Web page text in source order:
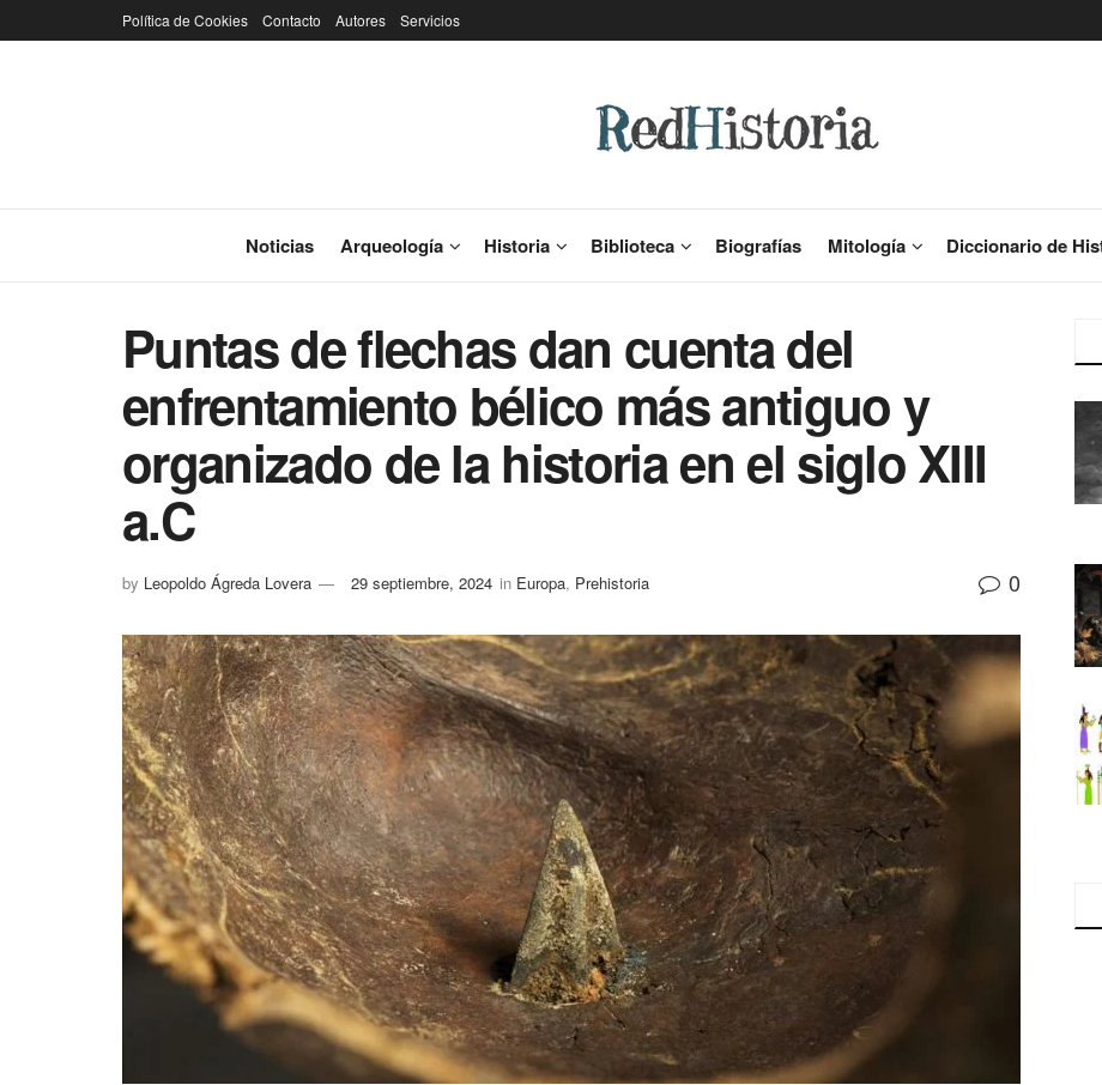
Política de Cookies Contacto Autores Servicios
Noticias Arqueología Historia Biblioteca Biografías Mitología Diccionario de
Puntas de flechas dan cuenta del
enfrentamiento bélico más antiguo y
organizado de la historia en el siglo XIII
a.C
by Leopoldo Ágreda Lovera 29 septiembre, 2024 in Europa, Prehistoria 0